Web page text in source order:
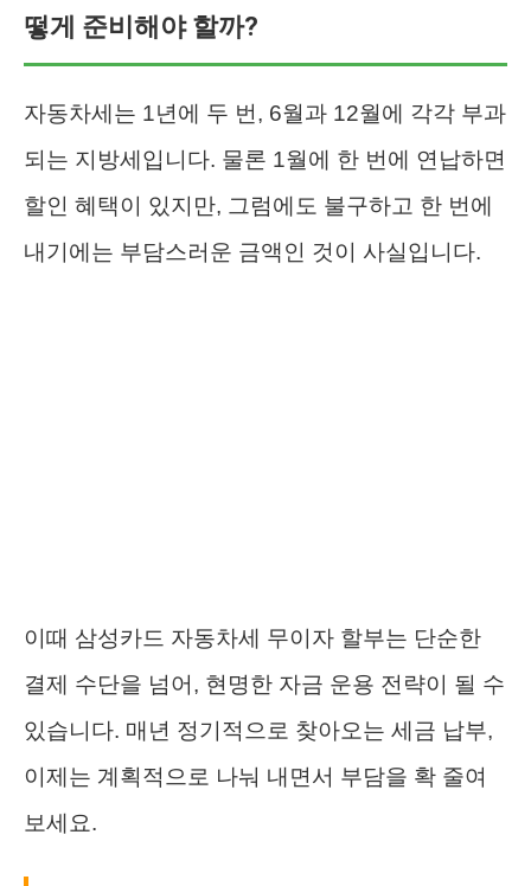
떻게 준비해야 할까?
자동차세는 1년에 두 번, 6월과 12월에 각각 부과
되는 지방세입니다. 물론 1월에 한 번에 연납하면
할인 혜택이 있지만, 그럼에도 불구하고 한 번에
내기에는 부담스러운 금액인 것이 사실입니다.
이때 삼성카드 자동차세 무이자 할부는 단순한
결제 수단을 넘어, 현명한 자금 운용 전략이 될 수
있습니다. 매년 정기적으로 찾아오는 세금 납부,
이제는 계획적으로 나눠 내면서 부담을 확 줄여
보세요.